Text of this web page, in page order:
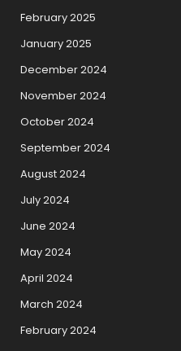
February 2025
January 2025
December 2024
November 2024
October 2024
September 2024
August 2024
July 2024
June 2024
May 2024
April 2024
March 2024
February 2024